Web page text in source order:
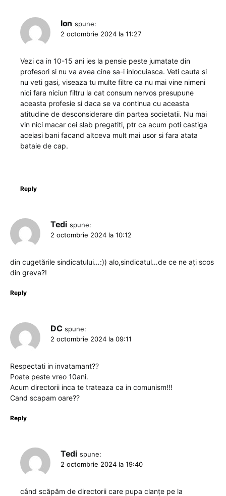
Ion spune:
2 octombrie 2024 la 11:27
Vezi ca in 10-15 ani ies la pensie peste jumatate din
profesori si nu va avea cine sa-i inlocuiasca. Veti cauta si
nu veti gasi, viseaza tu multe filtre ca nu mai vine nimeni
nici fara niciun filtru la cat consum nervos presupune
aceasta profesie si daca se va continua cu aceasta
atitudine de desconsiderare din partea societatii. Nu mai
vin nici macar cei slab pregatiti, ptr ca acum poti castiga
aceiasi bani facand altceva mult mai usor si fara atata
bataie de cap.
Reply
Tedi spune:
2 octombrie 2024 la 10:12
din cugetările sindicatului…:)) alo,sindicatul…de ce ne ați scos
din greva?!
Reply
DC spune:
2 octombrie 2024 la 09:11
Respectati in invatamant??
Poate peste vreo 10ani.
Acum directorii inca te trateaza ca in comunism!!!
Cand scapam oare??
Reply
Tedi spune:
2 octombrie 2024 la 19:40
când scăpăm de directorii care pupa clanțe pe la